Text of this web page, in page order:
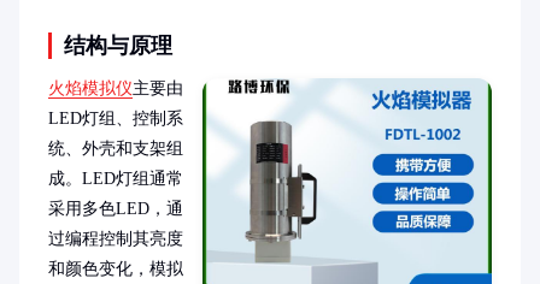
结构与原理
火焰模拟仪主要由
LED灯组、控制系
统、外壳和支架组
成。LED灯组通常
采用多色LED，通
过编程控制其亮度
和颜色变化，模拟